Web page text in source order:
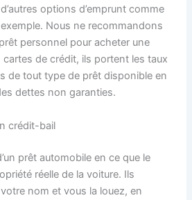
options d’emprunt comme
Nous ne recommandons
personnel pour acheter une
de crédit, ils portent les taux
de tout type de prêt disponible en
dettes non garanties.
crédit-bail
prêt automobile en ce que le
réelle de la voiture. Ils
nom et vous la louez, en